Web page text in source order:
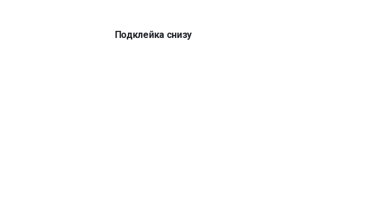
Подклейка снизу